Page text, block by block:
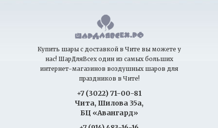
Купить шары с доставкой в Чите вы можете у
нас! ШарДляВсех один из самых больших
интернет-магазинов воздушных шаров для
праздников в Чите!
+7 (3022) 71-00-81
Чита, Шилова 35а,
БЦ «Авангард»